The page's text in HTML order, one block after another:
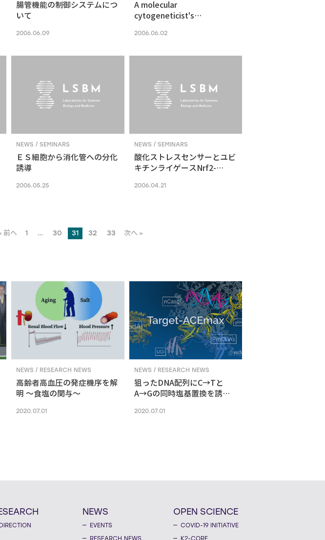
腸管機能の制御システムにつ
いて
2006.06.09
A molecular
cytogeneticist's
genome
2006.06.02
NEWS / SEMINARS
ＥＳ細胞から消化管への分化
誘導
2006.05.25
NEWS / SEMINARS
酸化ストレスセンサーとユビ
キチンライゲースNrf2-
トレス応答機構
2006.04.21
前へ 1 … 30 31 32 33 次へ »
NEWS / RESEARCH NEWS
高齢者高血圧の発症機序を解
明 ～食塩の関与～
2020.07.01
NEWS / RESEARCH NEWS
狙ったDNA配列にC→Tと
A→Gの同時塩基置換を誘導
2020.07.01
DIRECTION
NEWS
EVENTS
RESEARCH NEWS
OPEN SCIENCE
COVID-19 INITIATIVE
K2-CORE